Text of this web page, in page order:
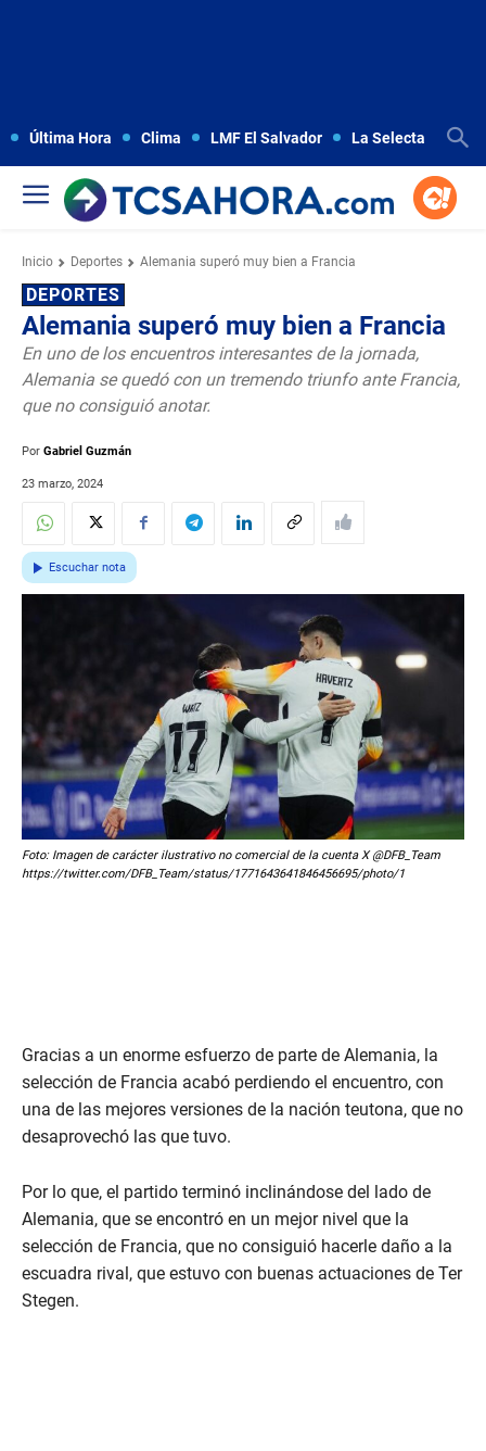
Última Hora Clima LMF El Salvador La Selecta
Inicio Deportes Alemania superó muy bien a Francia
DEPORTES
Alemania superó muy bien a Francia
En uno de los encuentros interesantes de la jornada,
Alemania se quedó con un tremendo triunfo ante Francia,
que no consiguió anotar.
Por Gabriel Guzmán
23 marzo, 2024
Escuchar nota
Foto: Imagen de carácter ilustrativo no comercial de la cuenta X @DFB_Team
https://twitter.com/DFB_Team/status/1771643641846456695/photo/1
Gracias a un enorme esfuerzo de parte de Alemania, la
selección de Francia acabó perdiendo el encuentro, con
una de las mejores versiones de la nación teutona, que no
desaprovechó las que tuvo.
Por lo que, el partido terminó inclinándose del lado de
Alemania, que se encontró en un mejor nivel que la
selección de Francia, que no consiguió hacerle daño a la
escuadra rival, que estuvo con buenas actuaciones de Ter
Stegen.